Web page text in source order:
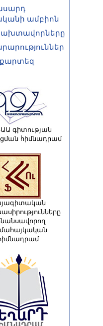
ամբիոն
քարտեզ
գիտության
հիմնադրամ